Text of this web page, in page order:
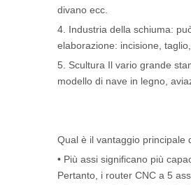
divano ecc.
4. Industria della schiuma:
elaborazione: incisione,
5. Scultura Il vario grande
modello di nave in legno,
Qual è il vantaggio principale
• Più assi significano più
Pertanto, i router CNC a 5